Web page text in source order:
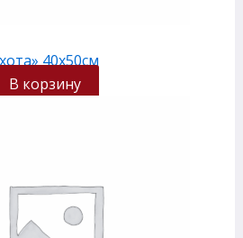
40х50см
В корзину